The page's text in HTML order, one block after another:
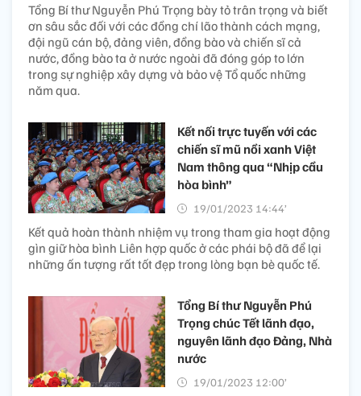
Tổng Bí thư Nguyễn Phú Trọng bày tỏ trân trọng và biết
ơn sâu sắc đối với các đồng chí lão thành cách mạng,
đội ngũ cán bộ, đảng viên, đồng bào và chiến sĩ cả
nước, đồng bào ta ở nước ngoài đã đóng góp to lớn
trong sự nghiệp xây dựng và bảo vệ Tổ quốc những
năm qua.
Kết nối trực tuyến với các
chiến sĩ mũ nồi xanh Việt
Nam thông qua “Nhịp cầu
hòa bình”
19/01/2023 14:44’
Kết quả hoàn thành nhiệm vụ trong tham gia hoạt động
gìn giữ hòa bình Liên hợp quốc ở các phái bộ đã để lại
những ấn tượng rất tốt đẹp trong lòng bạn bè quốc tế.
Tổng Bí thư Nguyễn Phú
Trọng chúc Tết lãnh đạo,
nguyên lãnh đạo Đảng, Nhà
nước
19/01/2023 12:00’